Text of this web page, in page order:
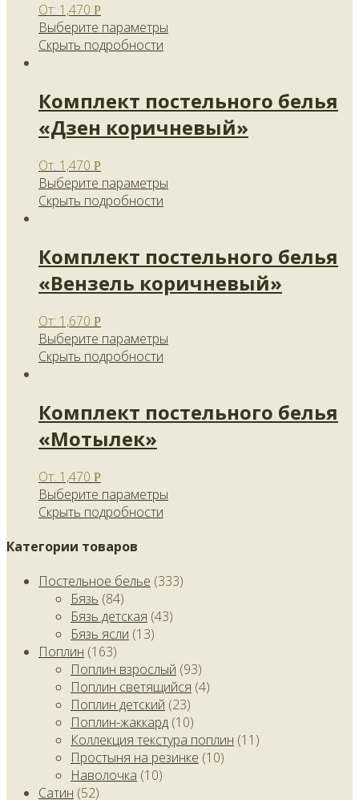
От: 1,470 Р
Выберите параметры
Скрыть подробности
Комплект постельного белья
«Дзен коричневый»
От: 1,470 Р
Выберите параметры
Скрыть подробности
Комплект постельного белья
«Вензель коричневый»
От: 1,670 Р
Выберите параметры
Скрыть подробности
Комплект постельного белья
«Мотылек»
От: 1,470 Р
Выберите параметры
Скрыть подробности
Категории товаров
Постельное белье (333)
Бязь (84)
Бязь детская (43)
Бязь ясли (13)
Поплин (163)
Поплин взрослый (93)
Поплин светящийся (4)
Поплин детский (23)
Поплин-жаккард (10)
Коллекция текстура поплин (11)
Простыня на резинке (10)
Наволочка (10)
Сатин (52)